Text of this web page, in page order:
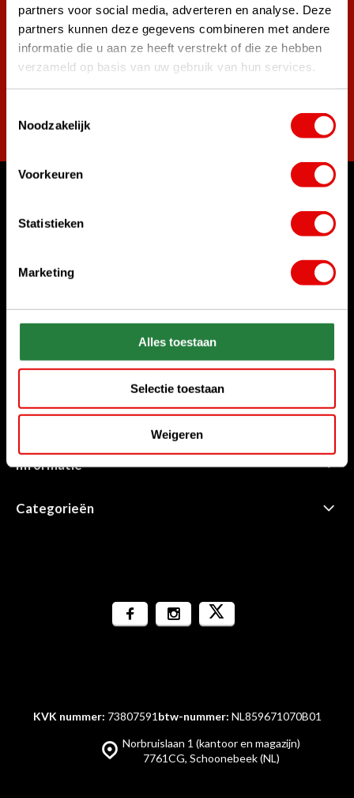
partners voor social media, adverteren en analyse. Deze
partners kunnen deze gegevens combineren met andere
informatie die u aan ze heeft verstrekt of die ze hebben
verzameld op basis van uw gebruik van hun services.
Noodzakelijk
Voorkeuren
Statistieken
Marketing
Alles toestaan
Selectie toestaan
Weigeren
Word ook lid van de nieuwsbrief en mis nooit meer de beste
golf aanbiedingen!
Stuur ons een e-mail
sales@golfdriver.nl
Klantenservice
Informatie
Categorieën
Norbruislaan 1 (kantoor en magazijn)
7761CG, Schoonebeek (NL)
KVK nummer: 73807591 btw-nummer: NL859671070B01